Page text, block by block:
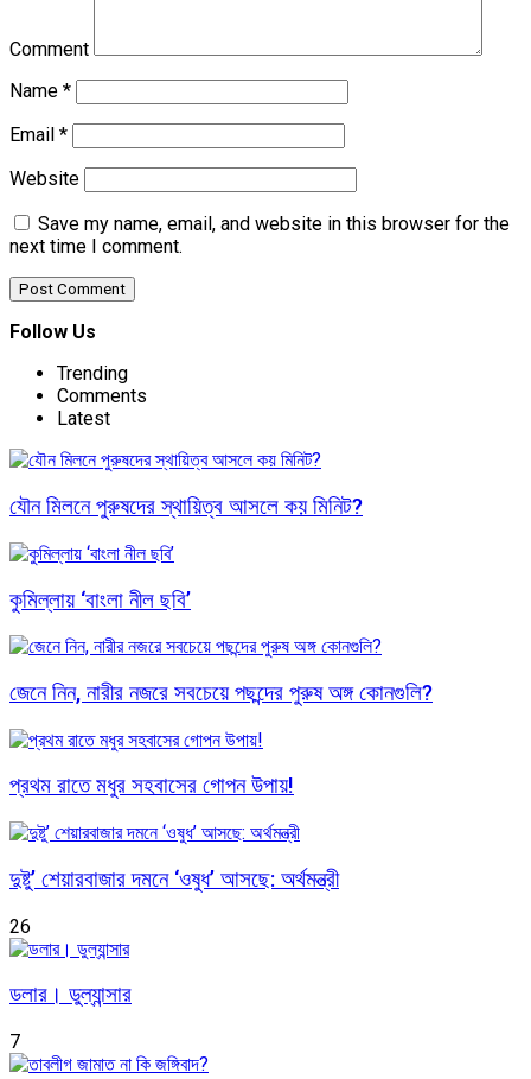
Comment
Name *
Email *
Website
Save my name, email, and website in this browser for the
next time I comment.
Follow Us
Trending
Comments
Latest
যৌন মিলনে পুরুষদের স্থায়িত্ব আসলে কয় মিনিট?
কুমিল্লায় ‘বাংলা নীল ছবি’
জেনে নিন, নারীর নজরে সবচেয়ে পছন্দের পুরুষ অঙ্গ কোনগুলি?
প্রথম রাতে মধুর সহবাসের গোপন উপায়!
দুষ্টু’ শেয়ারবাজার দমনে ‘ওষুধ’ আসছে: অর্থমন্ত্রী
26
ডলার। ডুল্যান্সার
7